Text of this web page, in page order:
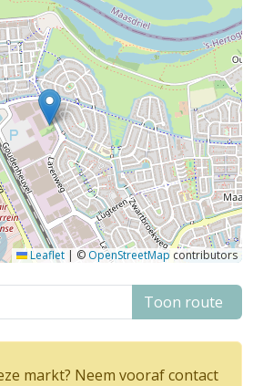
Leaflet | © OpenStreetMap contributors
Toon route
markt? Neem vooraf contact